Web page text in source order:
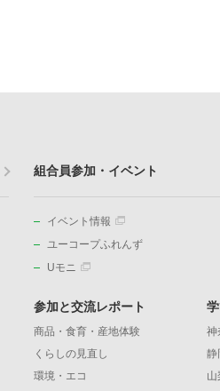
組合員参加・イベント
イベント情報
ユーコープふれんず
Uモニ
参加と交流レポート
商品・食育・産地体験
くらしの見直し
環境・エコ
神
静
山